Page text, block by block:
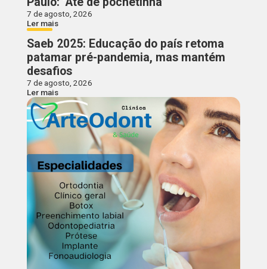
7 de agosto, 2026
Ler mais
Saeb 2025: Educação do país retoma
patamar pré-pandemia, mas mantém
desafios
7 de agosto, 2026
Ler mais